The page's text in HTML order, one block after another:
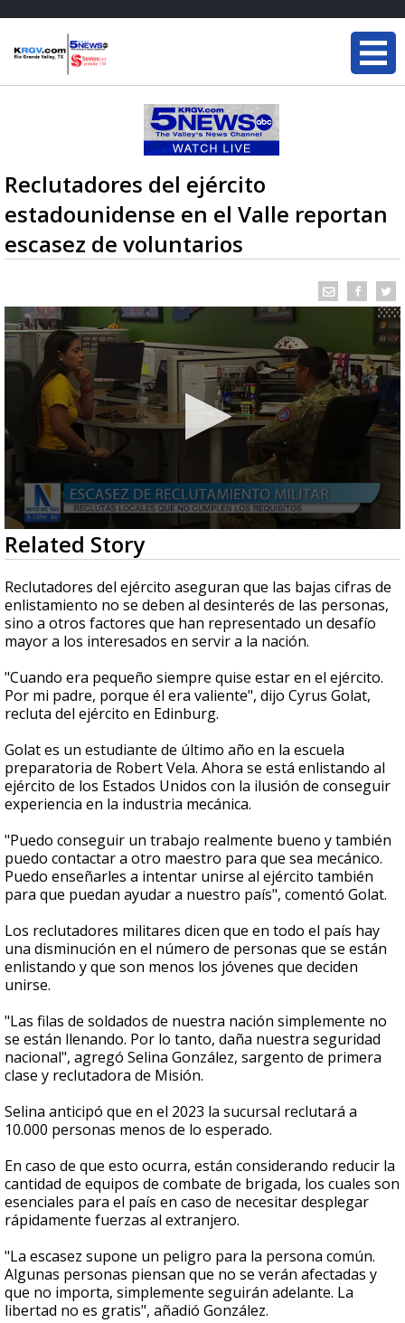
Reclutadores del ejército
estadounidense en el Valle reportan
escasez de voluntarios
0
seconds
of
3
minutes,
1
second
Related Story
Reclutadores del ejército aseguran que las bajas cifras de
enlistamiento no se deben al desinterés de las personas,
sino a otros factores que han representado un desafío
mayor a los interesados en servir a la nación.
"Cuando era pequeño siempre quise estar en el ejército.
Por mi padre, porque él era valiente", dijo Cyrus Golat,
recluta del ejército en Edinburg.
Golat es un estudiante de último año en la escuela
preparatoria de Robert Vela. Ahora se está enlistando al
ejército de los Estados Unidos con la ilusión de conseguir
experiencia en la industria mecánica.
"Puedo conseguir un trabajo realmente bueno y también
puedo contactar a otro maestro para que sea mecánico.
Puedo enseñarles a intentar unirse al ejército también
para que puedan ayudar a nuestro país", comentó Golat.
Los reclutadores militares dicen que en todo el país hay
una disminución en el número de personas que se están
enlistando y que son menos los jóvenes que deciden
unirse.
"Las filas de soldados de nuestra nación simplemente no
se están llenando. Por lo tanto, daña nuestra seguridad
nacional", agregó Selina González, sargento de primera
clase y reclutadora de Misión.
Selina anticipó que en el 2023 la sucursal reclutará a
10.000 personas menos de lo esperado.
En caso de que esto ocurra, están considerando reducir la
cantidad de equipos de combate de brigada, los cuales son
esenciales para el país en caso de necesitar desplegar
rápidamente fuerzas al extranjero.
"La escasez supone un peligro para la persona común.
Algunas personas piensan que no se verán afectadas y
que no importa, simplemente seguirán adelante. La
libertad no es gratis", añadió González.